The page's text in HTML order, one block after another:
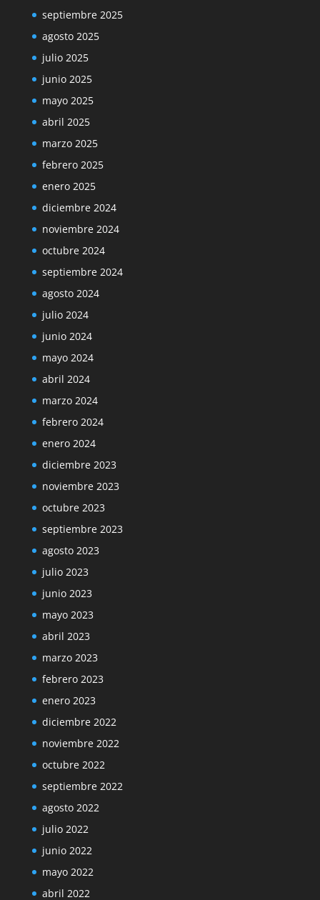
septiembre 2025
agosto 2025
julio 2025
junio 2025
mayo 2025
abril 2025
marzo 2025
febrero 2025
enero 2025
diciembre 2024
noviembre 2024
octubre 2024
septiembre 2024
agosto 2024
julio 2024
junio 2024
mayo 2024
abril 2024
marzo 2024
febrero 2024
enero 2024
diciembre 2023
noviembre 2023
octubre 2023
septiembre 2023
agosto 2023
julio 2023
junio 2023
mayo 2023
abril 2023
marzo 2023
febrero 2023
enero 2023
diciembre 2022
noviembre 2022
octubre 2022
septiembre 2022
agosto 2022
julio 2022
junio 2022
mayo 2022
abril 2022